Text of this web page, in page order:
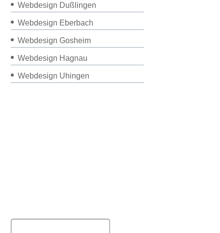
Webdesign Dußlingen
Webdesign Eberbach
Webdesign Gosheim
Webdesign Hagnau
Webdesign Uhingen